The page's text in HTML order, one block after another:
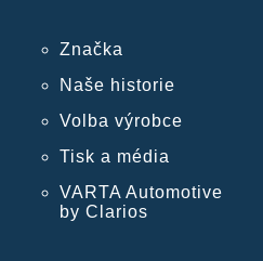
Značka
Naše historie
Volba výrobce
Tisk a média
VARTA Automotive
by Clarios